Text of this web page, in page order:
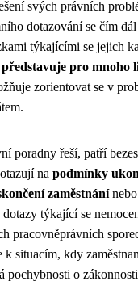
svých právních
dotazování se čím
týkajícími se jejich
pro
zorientovat se v
poradny řeší, patří
na podmínky
zaměstnánínebo
týkající se
pracovněprávních
situacím, kdy
pochybnosti o